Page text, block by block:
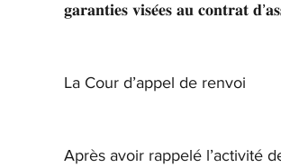
𝐠𝐚𝐫𝐚𝐧𝐭𝐢𝐞𝐬 𝐯𝐢𝐬𝐞́𝐞𝐬 𝐚𝐮 𝐜𝐨𝐧𝐭𝐫𝐚𝐭
La Cour d’appel de renvoi
Après avoir rappelé l’activité